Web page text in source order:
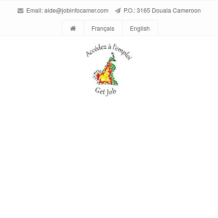
Email:aide@jobinfocamer.com P.O.: 3165 Douala Cameroon
Français English